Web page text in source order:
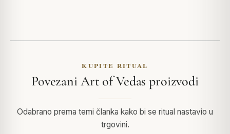
KUPITE RITUAL
Povezani Art of Vedas proizvodi
Odabrano prema temi članka kako bi se ritual nastavio u
trgovini.